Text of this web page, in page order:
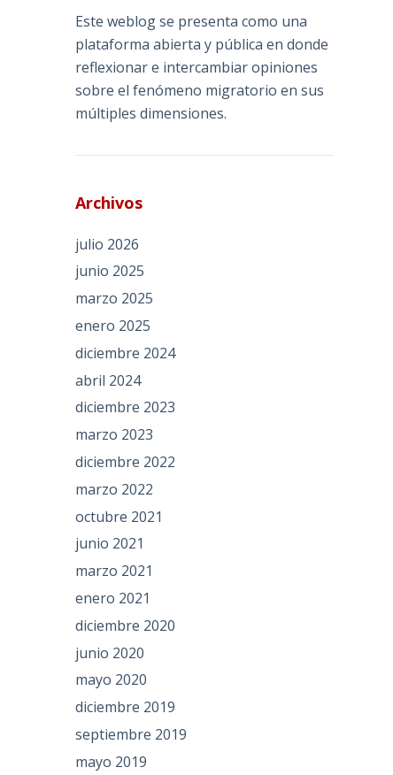
Este weblog se presenta como una
plataforma abierta y pública en donde
reflexionar e intercambiar opiniones
sobre el fenómeno migratorio en sus
múltiples dimensiones.
Archivos
julio 2026
junio 2025
marzo 2025
enero 2025
diciembre 2024
abril 2024
diciembre 2023
marzo 2023
diciembre 2022
marzo 2022
octubre 2021
junio 2021
marzo 2021
enero 2021
diciembre 2020
junio 2020
mayo 2020
diciembre 2019
septiembre 2019
mayo 2019